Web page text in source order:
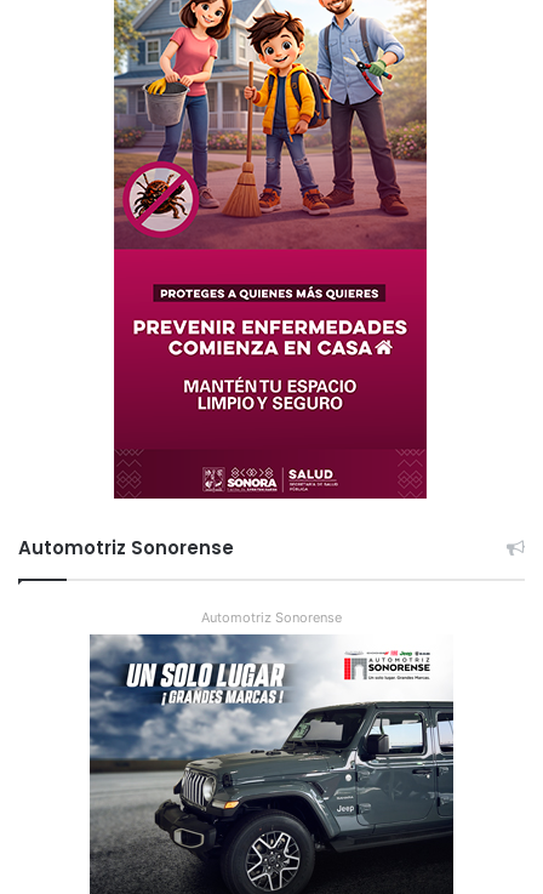
Automotriz Sonorense
Automotriz Sonorense